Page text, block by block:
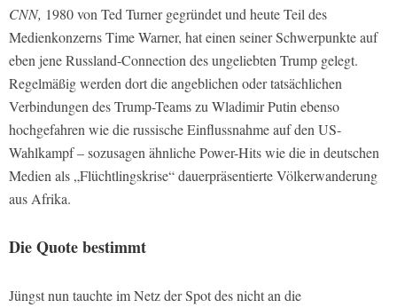
CNN, 1980 von Ted Turner gegründet und heute Teil des
Medienkonzerns Time Warner, hat einen seiner Schwerpunkte auf
eben jene Russland-Connection des ungeliebten Trump gelegt.
Regelmäßig werden dort die angeblichen oder tatsächlichen
Verbindungen des Trump-Teams zu Wladimir Putin ebenso
hochgefahren wie die russische Einflussnahme auf den US-
Wahlkampf – sozusagen ähnliche Power-Hits wie die in deutschen
Medien als „Flüchtlingskrise“ dauerpräsentierte Völkerwanderung
aus Afrika.
Die Quote bestimmt
Jüngst nun tauchte im Netz der Spot des nicht an die